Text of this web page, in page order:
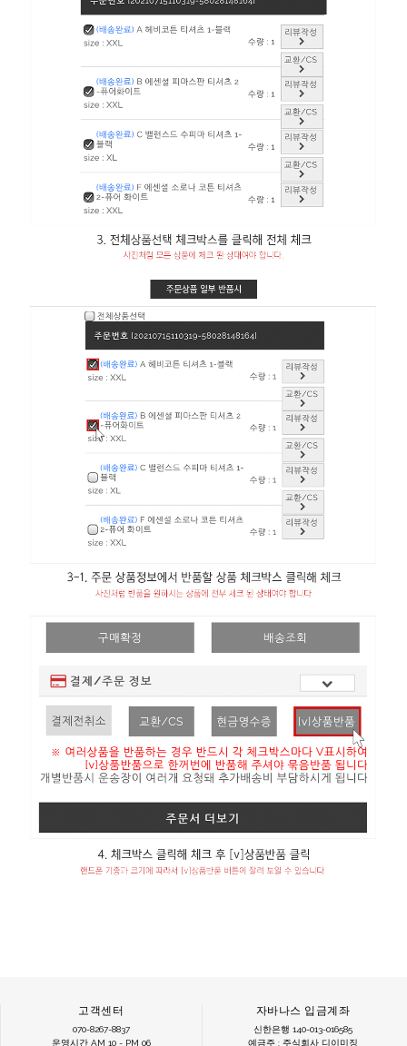
고객센터
070-8267-8837
운영시간 AM 10 - PM 06
자바나스 입금계좌
신한은행 140-013-016585
예금주 : 주식회사 디이미징